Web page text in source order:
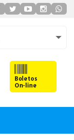
Boletos
On-line